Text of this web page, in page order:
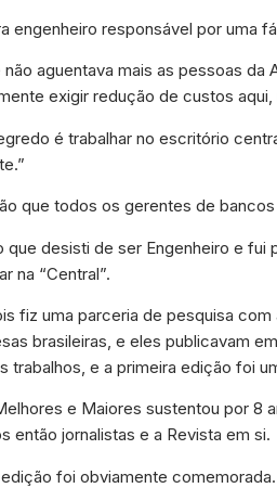
engenheiro responsável por uma
aguentava mais as pessoas da
exigir redução de custos
é trabalhar no escritório
que todos os gerentes de
que desisti de ser Engenheiro e fui
na “Central”.
fiz uma parceria de pesquisa
brasileiras, e eles publicavam
trabalhos, e a primeira edição foi
e Maiores sustentou por 8
então jornalistas e a Revista em si.
foi obviamente comemorada.